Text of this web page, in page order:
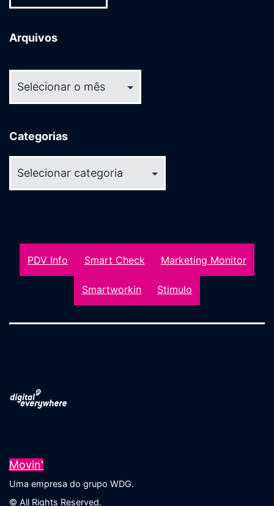
Arquivos
Categorias
PDV Info Smart Check Marketing Monitor
Smartworkin Stimulo
Movin'
Uma empresa do grupo WDG.
© All Rights Reserved.